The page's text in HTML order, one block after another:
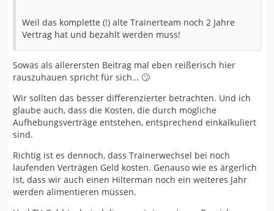
Weil das komplette (!) alte Trainerteam noch 2 Jahre
Vertrag hat und bezahlt werden muss!
Sowas als allerersten Beitrag mal eben reißerisch hier
rauszuhauen spricht für sich… 🙄
Wir sollten das besser differenzierter betrachten. Und ich
glaube auch, dass die Kosten, die durch mögliche
Aufhebungsverträge entstehen, entsprechend einkalkuliert
sind.
Richtig ist es dennoch, dass Trainerwechsel bei noch
laufenden Verträgen Geld kosten. Genauso wie es ärgerlich
ist, dass wir auch einen Hilterman noch ein weiteres Jahr
werden alimentieren müssen.